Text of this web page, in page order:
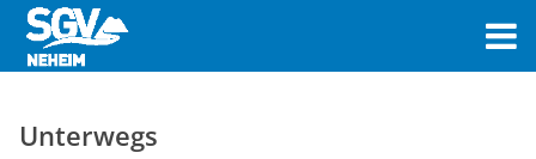
Unterwegs